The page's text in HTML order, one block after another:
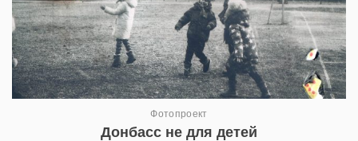
Фотопроект
Донбасс не для детей